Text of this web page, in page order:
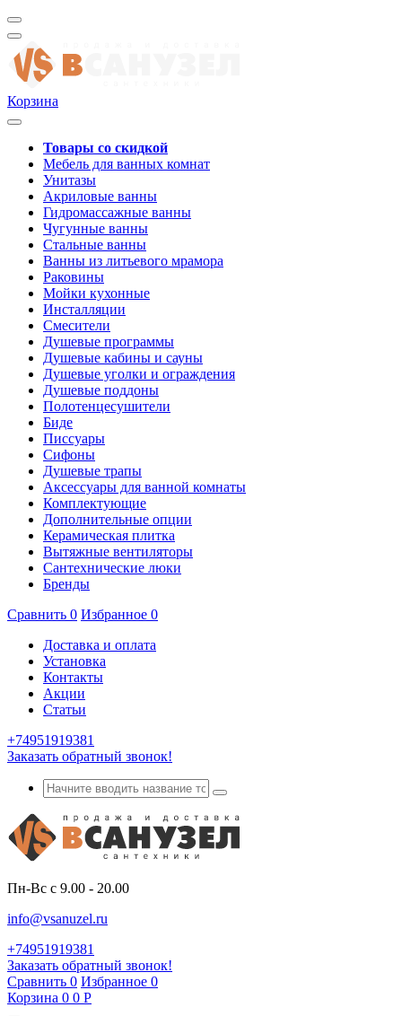
Корзина
Товары со скидкой
Мебель для ванных комнат
Унитазы
Акриловые ванны
Гидромассажные ванны
Чугунные ванны
Стальные ванны
Ванны из литьевого мрамора
Раковины
Мойки кухонные
Инсталляции
Смесители
Душевые программы
Душевые кабины и сауны
Душевые уголки и ограждения
Душевые поддоны
Полотенцесушители
Биде
Писсуары
Сифоны
Душевые трапы
Аксессуары для ванной комнаты
Комплектующие
Дополнительные опции
Керамическая плитка
Вытяжные вентиляторы
Сантехнические люки
Бренды
Сравнить 0 Избранное 0
Доставка и оплата
Установка
Контакты
Акции
Статьи
+74951919381
Заказать обратный звонок!
Пн-Вс с 9.00 - 20.00
info@vsanuzel.ru
+74951919381
Заказать обратный звонок!
Сравнить 0 Избранное 0
Корзина 0 0 Р